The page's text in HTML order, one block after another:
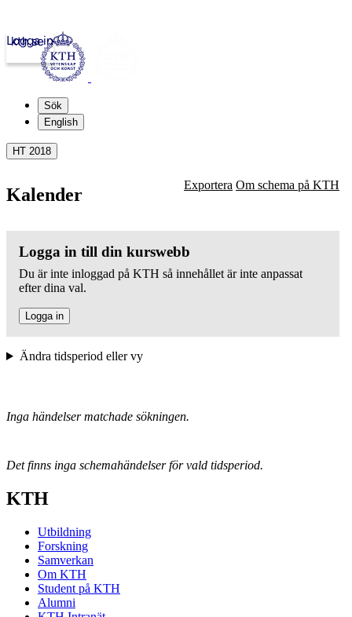
kth.se
Logga in
Sök
English
HT 2018
Kalender Exportera Om schema på KTH
Logga in till din kurswebb
Du är inte inloggad på KTH så innehållet är inte anpassat
efter dina val.
Logga in
Ändra tidsperiod eller vy
Inga händelser matchade sökningen.
Det finns inga schemahändelser för vald tidsperiod.
KTH
Utbildning
Forskning
Samverkan
Om KTH
Student på KTH
Alumni